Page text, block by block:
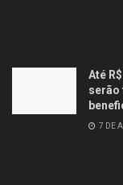
Até
serão
7 DE